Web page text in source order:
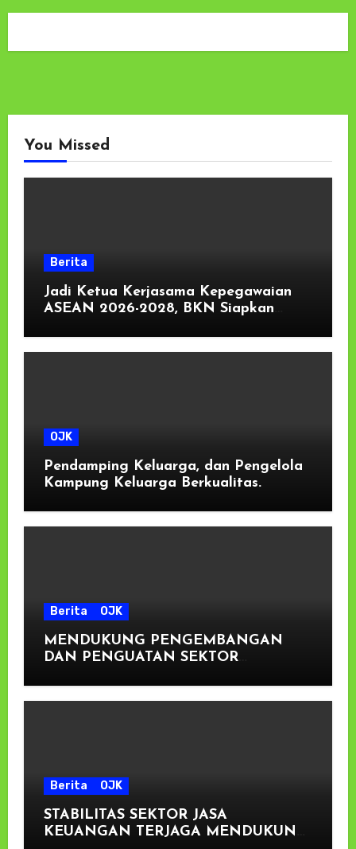
You Missed
Berita
Jadi Ketua Kerjasama Kepegawaian
ASEAN 2026-2028, BKN Siapkan
ASEAN
OJK
Pendamping Keluarga, dan Pengelola
Kampung Keluarga Berkualitas.
Berita OJK
MENDUKUNG PENGEMBANGAN
DAN PENGUATAN SEKTOR
Berita OJK
STABILITAS SEKTOR JASA
KEUANGAN TERJAGA MENDUKUNG